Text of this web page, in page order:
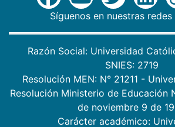
Síguenos en nuestras
Razón Social: Universidad
SNIES: 2719
Resolución MEN: N° 21211 -
Resolución Ministerio de Educación
de noviembre 9 de
Carácter académico: